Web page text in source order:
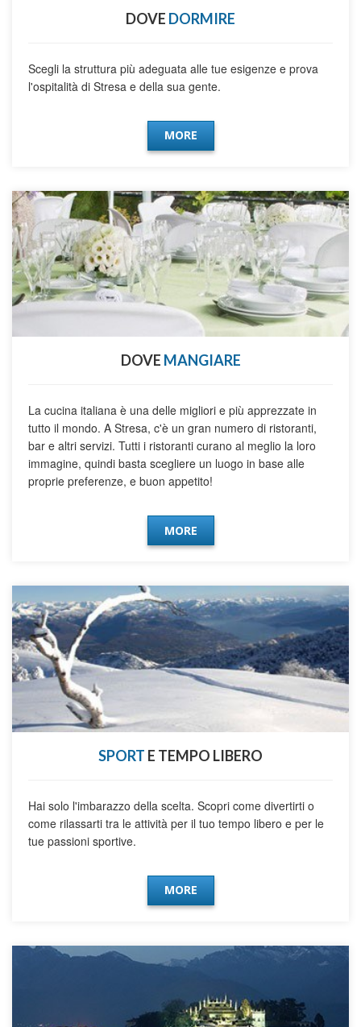
DOVE DORMIRE
Scegli la struttura più adeguata alle tue esigenze e prova
l'ospitalità di Stresa e della sua gente.
MORE
DOVE MANGIARE
La cucina italiana è una delle migliori e più apprezzate in
tutto il mondo. A Stresa, c'è un gran numero di ristoranti,
bar e altri servizi. Tutti i ristoranti curano al meglio la loro
immagine, quindi basta scegliere un luogo in base alle
proprie preferenze, e buon appetito!
MORE
SPORT E TEMPO LIBERO
Hai solo l'imbarazzo della scelta. Scopri come divertirti o
come rilassarti tra le attività per il tuo tempo libero e per le
tue passioni sportive.
MORE